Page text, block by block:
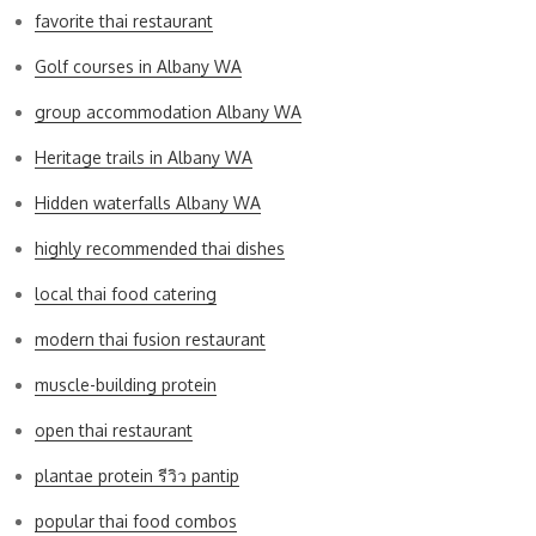
favorite thai restaurant
Golf courses in Albany WA
group accommodation Albany WA
Heritage trails in Albany WA
Hidden waterfalls Albany WA
highly recommended thai dishes
local thai food catering
modern thai fusion restaurant
muscle-building protein
open thai restaurant
plantae protein รีวิว pantip
popular thai food combos